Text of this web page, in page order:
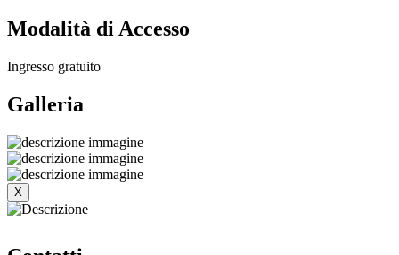
Modalità di Accesso
Ingresso gratuito
Galleria
X